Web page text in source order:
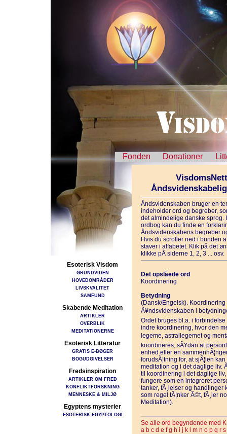
Fonden Donationer
Esoterisk Visdom
GRUNDVIDEN
HOVEDOMRÅDER
LIVSKVALITET
SAMFUND
Skabende Meditation
ARTIKLER
OVERBLIK
MEDITATIONERNE
Esoterisk Litteratur
GRATIS E-BØGER
BOGUDGIVELSER
Fredsinspiration
ARTIKLER OM FRED
KONFLIKTFORSKNING
MENNESKE & MILJØ
Egyptens mysterier
ESOTERISK EGYPTOLOGI
Åndsvidenskaben bruger en
indeholder ord og begreber,
det almindelige danske sprog.
ordbog kan du finde en
Åndsvidenskabens begreber
Hvis du scroller ned i bunden
staver i alfabetet. Klik på det
klikke pÅ siderne 1, 2, 3 ... osv.
Det opslåede ord
Koordinering
Betydning
(Dansk/Engelsk).
Ã¥ndsvidenskaben i
Ordet bruges bl.a. i
indre koordinering, hvor den
legeme, astrallegemet og
koordineres, sÃ¥dan at
enhed eller en
forudsÃ¦tning for, at sjÃ¦len
meditation og i det daglige liv.
til koordinering i det daglige
fungere som en integreret
tanker, fÃ¸lelser og
som regel tÃ¦nker Ã©t, fÃ¸ler
Meditation).
Se alle ord begyndende med K
a b c d e f g h i j k m n o p q r s